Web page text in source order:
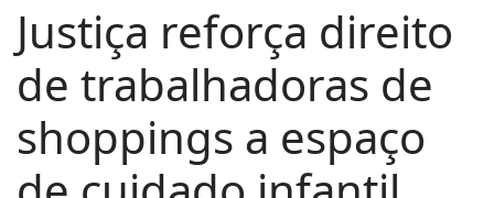
Justiça reforça direito
de trabalhadoras de
shoppings a espaço